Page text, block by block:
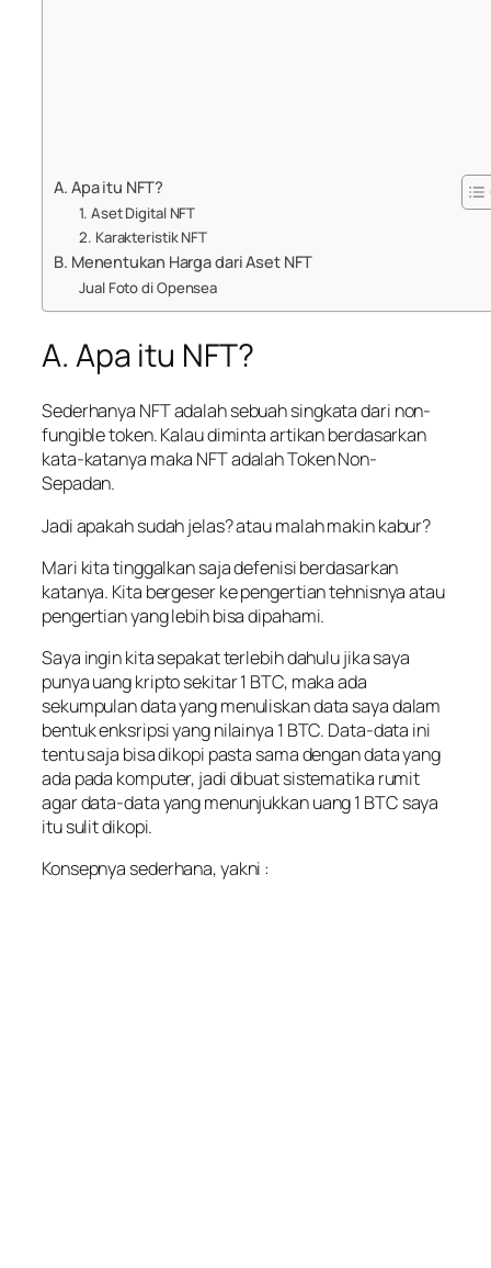
A. Apa itu NFT?
1. Aset Digital NFT
2. Karakteristik NFT
B. Menentukan Harga dari Aset NFT
Jual Foto di Opensea
A. Apa itu NFT?
Sederhanya NFT adalah sebuah singkata dari non-
fungible token. Kalau diminta artikan berdasarkan
kata-katanya maka NFT adalah Token Non-
Sepadan.
Jadi apakah sudah jelas? atau malah makin kabur?
Mari kita tinggalkan saja defenisi berdasarkan
katanya. Kita bergeser ke pengertian tehnisnya atau
pengertian yang lebih bisa dipahami.
Saya ingin kita sepakat terlebih dahulu jika saya
punya uang kripto sekitar 1 BTC, maka ada
sekumpulan data yang menuliskan data saya dalam
bentuk enksripsi yang nilainya 1 BTC. Data-data ini
tentu saja bisa dikopi pasta sama dengan data yang
ada pada komputer, jadi dibuat sistematika rumit
agar data-data yang menunjukkan uang 1 BTC saya
itu sulit dikopi.
Konsepnya sederhana, yakni :